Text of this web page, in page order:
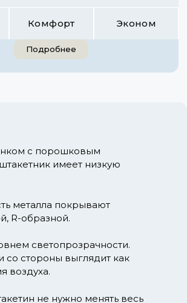
Комфорт Эконом
Подробнее
с порошковым
имеет низкую
металла покрывают
R-образной.
светопрозрачности.
со стороны выглядит как
воздуха.
не нужно менять весь